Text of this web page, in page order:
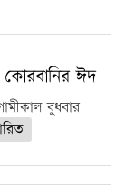
কোরবানির ঈদ
বুধবার